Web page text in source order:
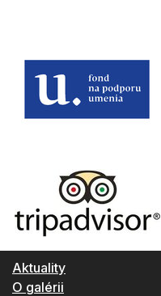
Aktuality
O galérii